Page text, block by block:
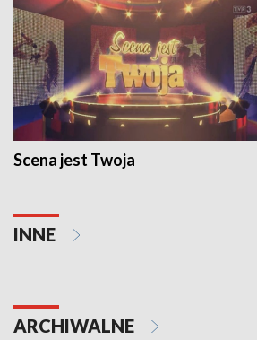
Scena jest Twoja
INNE
ARCHIWALNE